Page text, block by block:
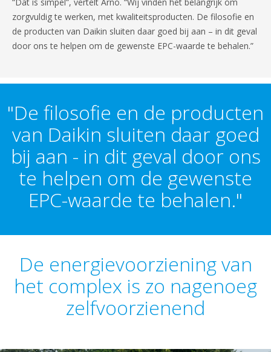
“Dat is simpel”, vertelt Arno. “Wij vinden het belangrijk om
zorgvuldig te werken, met kwaliteitsproducten. De filosofie en
de producten van Daikin sluiten daar goed bij aan – in dit geval
door ons te helpen om de gewenste EPC-waarde te behalen.”
"De filosofie en de producten
van Daikin sluiten daar goed
bij aan - in dit geval door ons
te helpen om de gewenste
EPC-waarde te behalen."
De energievoorziening van
het complex is zo nagenoeg
zelfvoorzienend